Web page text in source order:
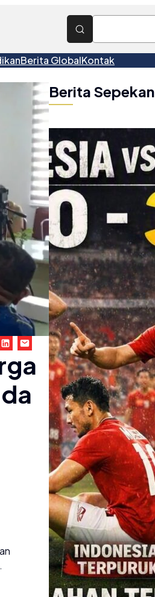
Berita GlobalKontak
Berita Sepekan